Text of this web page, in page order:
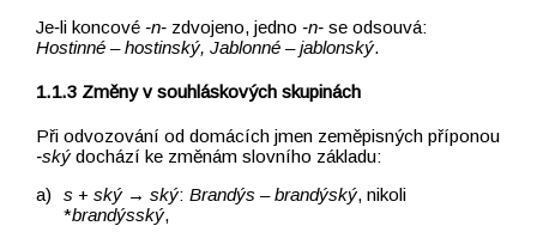
Je‑li koncové‑n‑ zdvojeno, jedno‑n‑ se odsouvá:
Hostinné –⁠⁠⁠⁠⁠⁠⁠⁠⁠⁠⁠⁠⁠⁠⁠⁠⁠⁠⁠⁠⁠⁠⁠⁠⁠⁠⁠⁠⁠⁠⁠⁠⁠⁠⁠⁠⁠⁠⁠⁠⁠⁠⁠⁠⁠⁠⁠⁠⁠⁠⁠⁠⁠⁠⁠⁠⁠⁠⁠⁠⁠⁠ hostinský, Jablonné –⁠⁠⁠⁠⁠⁠⁠⁠⁠⁠⁠⁠⁠⁠⁠⁠⁠⁠⁠⁠⁠⁠⁠⁠⁠⁠⁠⁠⁠⁠⁠⁠⁠⁠⁠⁠⁠⁠⁠⁠⁠⁠⁠⁠⁠⁠⁠⁠⁠⁠⁠⁠⁠⁠⁠⁠⁠⁠⁠⁠⁠⁠ jablonský.
Změny v souhláskových skupinách
Při odvozování od domácích jmen zeměpisných příponou
‑skýdochází ke změnám slovního základu:
s + ský→ ský:Brandýs –⁠⁠⁠⁠⁠⁠⁠⁠⁠⁠⁠⁠⁠⁠⁠⁠⁠⁠⁠⁠⁠⁠⁠⁠⁠⁠⁠⁠⁠⁠⁠⁠⁠⁠⁠⁠⁠⁠⁠⁠⁠⁠⁠⁠⁠⁠⁠⁠⁠⁠⁠⁠⁠⁠⁠⁠⁠⁠⁠⁠⁠⁠ brandýský, nikoli
*brandýsský,